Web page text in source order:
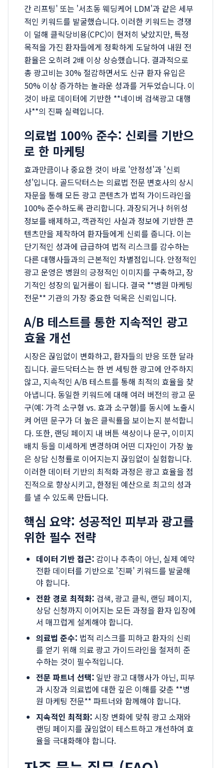
간 리프팅' 또는 '서초동 웨딩케어 LDM'과 같은 세부
적인 키워드를 발굴했습니다. 이러한 키워드는 경쟁
이 덜해 클릭당비용(CPC)이 현저히 낮았지만, 특정
목적을 가진 환자들에게 정확하게 도달하여 내원 전
환율은 오히려 2배 이상 상승했습니다. 결과적으로
총 광고비는 30% 절감하면서도 신규 환자 유입은
50% 이상 증가하는 놀라운 성과를 거두었습니다. 이
것이 바로 데이터에 기반한 **네이버 검색광고 대행
사**의 진짜 실력입니다.
의료법 100% 준수: 신뢰를 기반으
로 한 마케팅
효과만큼이나 중요한 것이 바로 '안정성'과 '신뢰
성'입니다. 골드닥터스는 의료법 전문 변호사의 상시
자문을 통해 모든 광고 콘텐츠가 법적 가이드라인을
100% 준수하도록 관리합니다. 과장되거나 허위성
정보를 배제하고, 객관적인 사실과 정보에 기반한 콘
텐츠만을 제작하여 환자들에게 신뢰를 줍니다. 이는
단기적인 성과에 급급하여 법적 리스크를 감수하는
다른 대행사들과의 근본적인 차별점입니다. 안정적인
광고 운영은 병원의 긍정적인 이미지를 구축하고, 장
기적인 성장의 밑거름이 됩니다. 결국 **병원 마케팅
전문** 기관의 가장 중요한 덕목은 신뢰입니다.
A/B 테스트를 통한 지속적인 광고
효율 개선
시장은 끊임없이 변화하고, 환자들의 반응 또한 달라
집니다. 골드닥터스는 한 번 세팅한 광고에 안주하지
않고, 지속적인 A/B 테스트를 통해 최적의 효율을 찾
아냅니다. 동일한 키워드에 대해 여러 버전의 광고 문
구(예: 가격 소구형 vs. 효과 소구형)를 동시에 노출시
켜 어떤 문구가 더 높은 클릭률을 보이는지 분석합니
다. 또한, 랜딩 페이지 내 버튼 색상이나 문구, 이미지
배치 등을 미세하게 변경하며 어떤 디자인이 가장 높
은 상담 신청률로 이어지는지 끊임없이 실험합니다.
이러한 데이터 기반의 최적화 과정은 광고 효율을 점
진적으로 향상시키고, 한정된 예산으로 최고의 성과
를 낼 수 있도록 만듭니다.
핵심 요약: 성공적인 피부과 광고를
위한 필수 전략
데이터 기반 접근: 감이나 추측이 아닌, 실제 예약
전환 데이터를 기반으로 '진짜' 키워드를 발굴해
야 합니다.
전환 경로 최적화: 검색, 광고 클릭, 랜딩 페이지,
상담 신청까지 이어지는 모든 과정을 환자 입장에
서 매끄럽게 설계해야 합니다.
의료법 준수: 법적 리스크를 피하고 환자의 신뢰
를 얻기 위해 의료 광고 가이드라인을 철저히 준
수하는 것이 필수적입니다.
전문 파트너 선택: 일반 광고 대행사가 아닌, 피부
과 시장과 의료법에 대한 깊은 이해를 갖춘 **병
원 마케팅 전문** 파트너와 함께해야 합니다.
지속적인 최적화: 시장 변화에 맞춰 광고 소재와
랜딩 페이지를 끊임없이 테스트하고 개선하여 효
율을 극대화해야 합니다.